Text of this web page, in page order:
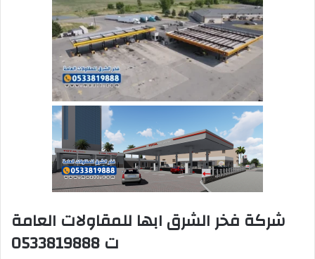
شركة فخر الشرق ابها للمقاولات العامة
ت 0533819888